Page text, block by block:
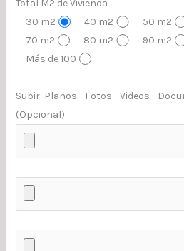
Total M2 de Vivienda
30 m2
40 m2 50 m2
70 m2
80 m2 90 m2
Más de 100
Subir: Planos - Fotos - Videos -
(Opcional)